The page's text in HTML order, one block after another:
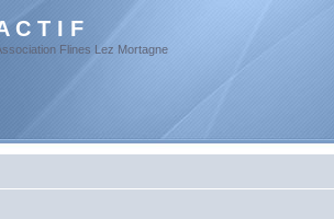
C T I F
Flines Lez Mortagne